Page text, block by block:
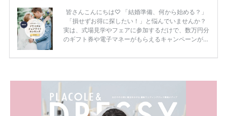
皆さんこんにちは♡ 「結婚準備、何から始める？」
「損せずお得に探したい！」と悩んでいませんか？
実は、式場見学やフェアに参加するだけで、数万円分
のギフト券や電子マネーがもらえるキャンペーンがあ
ため、比較せずに選ぶと損をしてしまうことも……。
内容：特典金額・条件・応募方法・注意点 「どこが
一番お得？」「プラコレの特典は？」といった疑問も
解決します。 まずは診断で候補を絞れる「ウェディ